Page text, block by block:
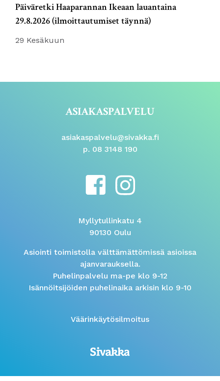
Päiväretki Haaparannan Ikeaan lauantaina
29.8.2026 (ilmoittautumiset täynnä)
29 Kesäkuun
ASIAKASPALVELU
asiakaspalvelu@sivakka.fi
p. 08 3148 190
Myllytullinkatu 4
90130 Oulu
Asiointi toimistolla välttämättömissä asioissa
ajanvarauksella.
Puhelinpalvelu ma-pe klo 9-12
Isännöitsijöiden puhelinaika arkisin klo 9-10
Väärinkäytösilmoitus